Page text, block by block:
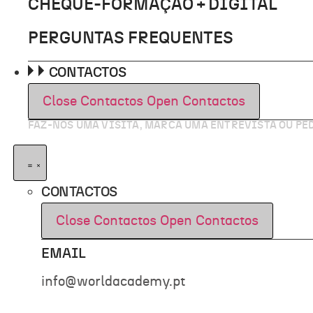
CHEQUE-FORMAÇÃO + DIGITAL
PERGUNTAS FREQUENTES
CONTACTOS
Close Contactos Open Contactos
FAZ-NOS UMA VISITA, MARCA UMA ENTREVISTA OU
CONTACTOS
Close Contactos Open Contactos
EMAIL
info@worldacademy.pt